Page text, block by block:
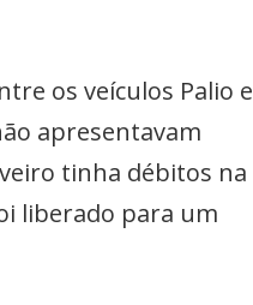
os veículos Palio e
apresentavam
tinha débitos na
liberado para um